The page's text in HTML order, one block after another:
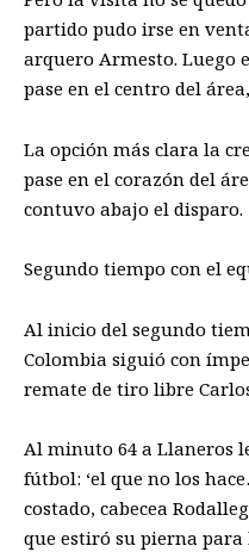
partido pudo irse en
arquero Armesto. Luego
pase en el centro del
La opción más clara la
pase en el corazón del
contuvo abajo el disparo.
Segundo tiempo con el
Al inicio del segundo
Colombia siguió con
remate de tiro libre
Al minuto 64 a Llaneros
fútbol: ‘el que no los
costado, cabecea
que estiró su pierna